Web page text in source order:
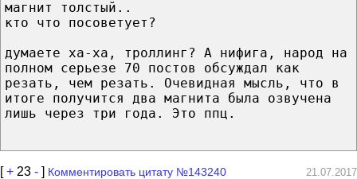
магнит толстый..
кто что посоветует?
думаете ха-ха, троллинг? А нифига, народ на
полном серьезе 70 постов обсуждал как
резать, чем резать. Очевидная мысль, что в
итоге получится два магнита была озвучена
лишь через три года. Это ппц.
[+ 23 - ] Комментировать цитату №143240 21.07.2017